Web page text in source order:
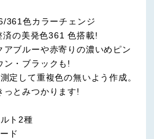
361色カラーチェンジ
の美発色361 色搭載!
ブルーや赤寄りの濃いめピン
ン・ブラックも!
定して重複色の無いよう作成。
っとみつかります!
ト2種
ド